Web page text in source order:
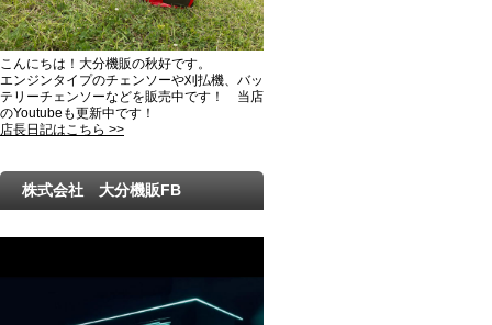
こんにちは！大分機販の秋好です。
エンジンタイプのチェンソーや刈払機、バッ
テリーチェンソーなどを販売中です！ 当店
のYoutubeも更新中です！
店長日記はこちら >>
株式会社 大分機販FB